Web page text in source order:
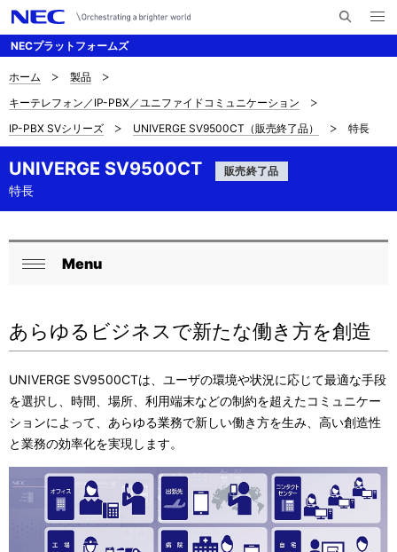
NECプラットフォームズ
索
メ
ニ
ナ
ビ
ゲ
ー
シ
サ
イ
ト
内
の
現
置
を
表
示
し
て
ホーム
製品
キーテレフォン／IP-PBX／ユニファイドコミュニケーション
IP-PBX SVシリーズ
UNIVERGE SV9500CT（販売終了品） 特長
UNIVERGE SV9500CT 販売終了品
特長
ロ
カ
ル
ナ
ビ
ゲ
ー
る
Menu
あらゆるビジネスで新たな働き方を創造
UNIVERGE SV9500CTは、ユーザの環境や状況に応じて最適な手段
を選択し、時間、場所、利用端末などの制約を超えたコミュニケー
ションによって、あらゆる業務で新しい働き方を生み、高い創造性
と業務の効率化を実現します。